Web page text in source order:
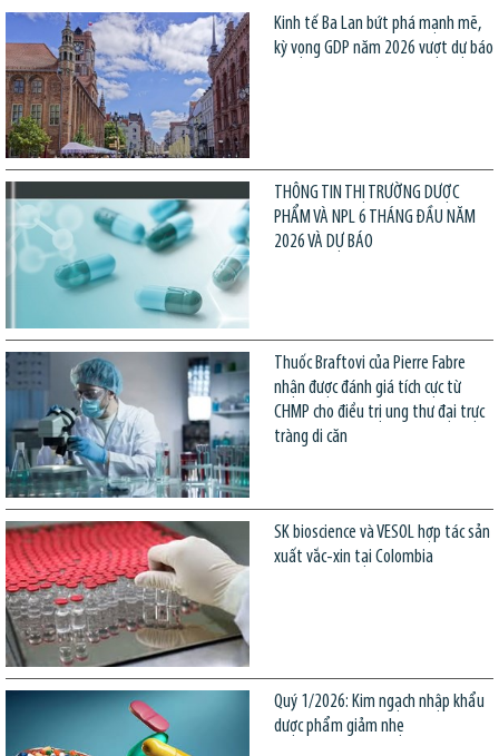
Kinh tế Ba Lan bứt phá mạnh mẽ,
kỳ vọng GDP năm 2026 vượt dự báo
THÔNG TIN THỊ TRƯỜNG DƯỢC
PHẨM VÀ NPL 6 THÁNG ĐẦU NĂM
2026 VÀ DỰ BÁO
Thuốc Braftovi của Pierre Fabre
nhận được đánh giá tích cực từ
CHMP cho điều trị ung thư đại trực
tràng di căn
SK bioscience và VESOL hợp tác sản
xuất vắc-xin tại Colombia
Quý 1/2026: Kim ngạch nhập khẩu
dược phẩm giảm nhẹ